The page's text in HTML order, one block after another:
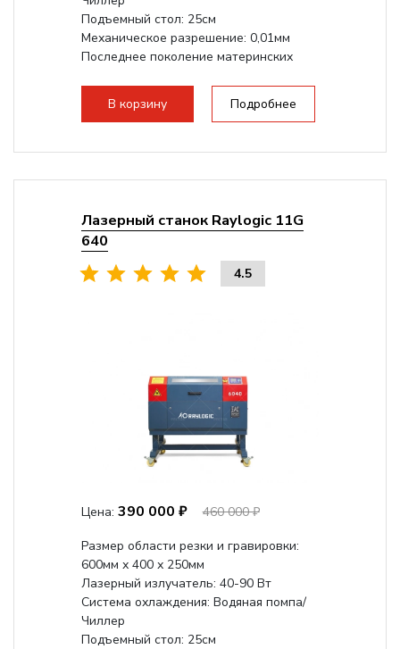
Подъемный стол: 25см
Механическое разрешение: 0,01мм
Последнее поколение материнских
В корзину Подробнее
Лазерный станок Raylogic 11G
640
4.5
Цена: 390 000 ₽
460 000 ₽
Размер области резки и гравировки:
600мм х 400 х 250мм
Лазерный излучатель: 40-90 Вт
Система охлаждения: Водяная помпа/
Чиллер
Подъемный стол: 25см